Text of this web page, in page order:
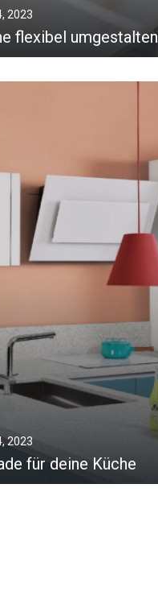
2023
flexibel umgestalten
2023
für deine Küche